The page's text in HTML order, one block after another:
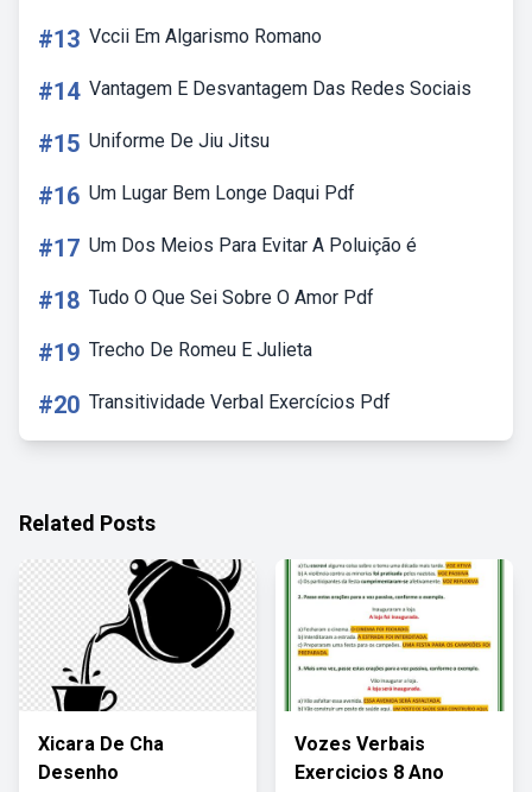
#13 Vccii Em Algarismo Romano
#14 Vantagem E Desvantagem Das Redes Sociais
#15 Uniforme De Jiu Jitsu
#16 Um Lugar Bem Longe Daqui Pdf
#17 Um Dos Meios Para Evitar A Poluição é
#18 Tudo O Que Sei Sobre O Amor Pdf
#19 Trecho De Romeu E Julieta
#20 Transitividade Verbal Exercícios Pdf
Related Posts
Xicara De Cha
Desenho
Vozes Verbais
Exercicios 8 Ano